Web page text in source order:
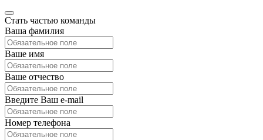
Стать частью команды
Ваша фамилия
Ваше имя
Ваше отчество
Введите Ваш e-mail
Номер телефона